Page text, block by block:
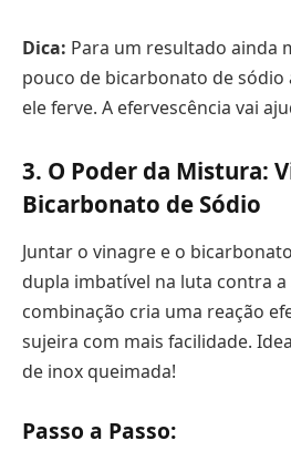
Dica: Para um resultado ainda
pouco de bicarbonato de
ele ferve. A efervescência vai
3. O Poder da Mistura:
Bicarbonato de Sódio
Juntar o vinagre e o
dupla imbatível na luta contra a
combinação cria uma reação
sujeira com mais facilidade.
de inox queimada!
Passo a Passo: